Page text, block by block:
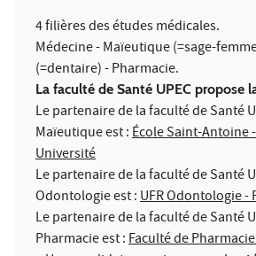
4 filières des études médicales.
Médecine - Maïeutique (=sage-
(=dentaire) - Pharmacie.
La faculté de Santé UPEC propose
Le partenaire de la faculté de Santé
Maïeutique est :École Saint-Antoine
Université
Le partenaire de la faculté de Santé
Odontologie est :UFR Odontologie -
Le partenaire de la faculté de Santé
Pharmacie est :Faculté de